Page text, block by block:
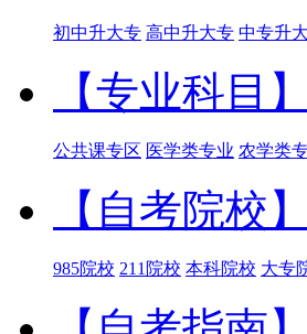
初中升大专 高中升大专 中专升
【专业科目】
公共课专区 医学类专业 农学类
【自考院校】
985院校 211院校 本科院校 大专